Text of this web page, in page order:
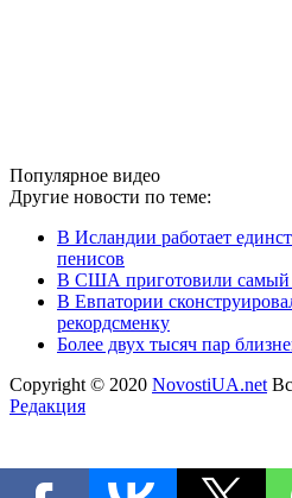
Популярное видео
Другие новости по теме:
В Исландии работает
пенисов
В США приготовили самый
В Евпатории
рекордсменку
Более двух тысяч пар
Copyright © 2020 NovostiUA.net
Редакция